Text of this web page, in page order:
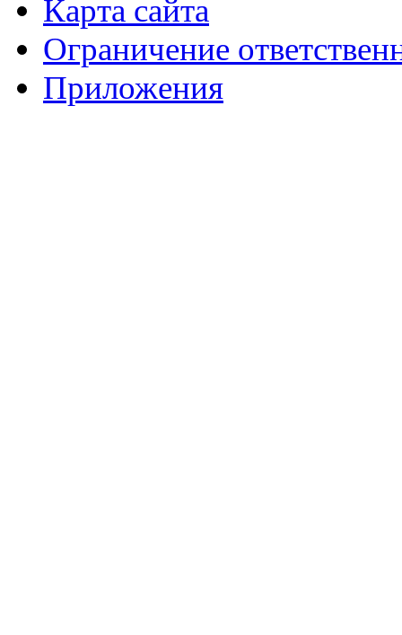
Карта сайта
Ограничение
Приложения